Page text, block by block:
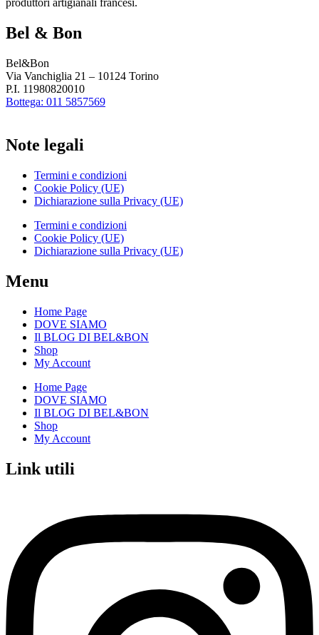
produttori artigianali francesi.
Bel & Bon
Bel&Bon
Via Vanchiglia 21 – 10124 Torino
P.I. 11980820010
Bottega: 011 5857569
Note legali
Termini e condizioni
Cookie Policy (UE)
Dichiarazione sulla Privacy (UE)
Termini e condizioni
Cookie Policy (UE)
Dichiarazione sulla Privacy (UE)
Menu
Home Page
DOVE SIAMO
Il BLOG DI BEL&BON
Shop
My Account
Home Page
DOVE SIAMO
Il BLOG DI BEL&BON
Shop
My Account
Link utili